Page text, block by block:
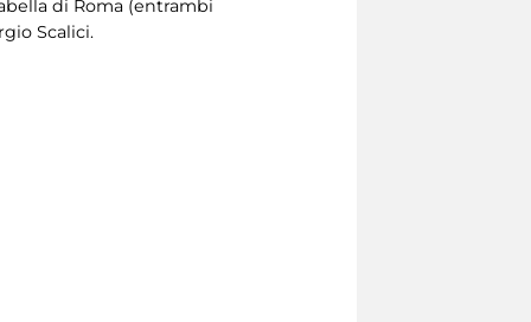
di Roma (entrambi
Scalici.